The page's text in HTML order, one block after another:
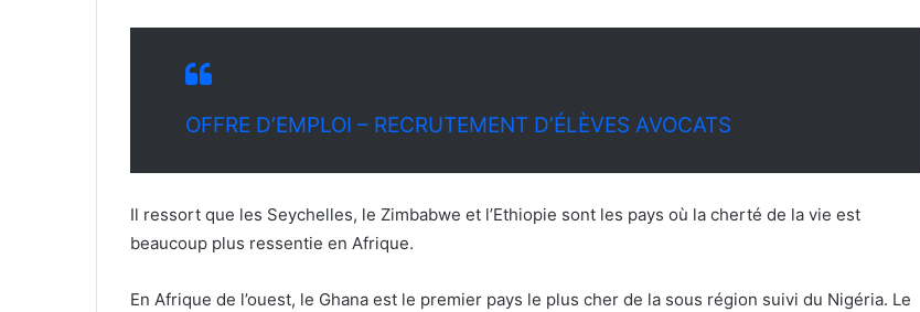
OFFRE D’EMPLOI – RECRUTEMENT D’ÉLÈVES AVOCATS
Il ressort que les Seychelles, le Zimbabwe et l’Ethiopie sont les pays où la cherté de la vie est
beaucoup plus ressentie en Afrique.
En Afrique de l’ouest, le Ghana est le premier pays le plus cher de la sous région suivi du Nigéria. Le